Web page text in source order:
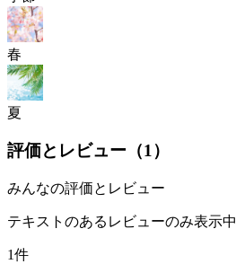
春
夏
評価とレビュー（1）
みんなの評価とレビュー
テキストのあるレビューのみ表示中
1件